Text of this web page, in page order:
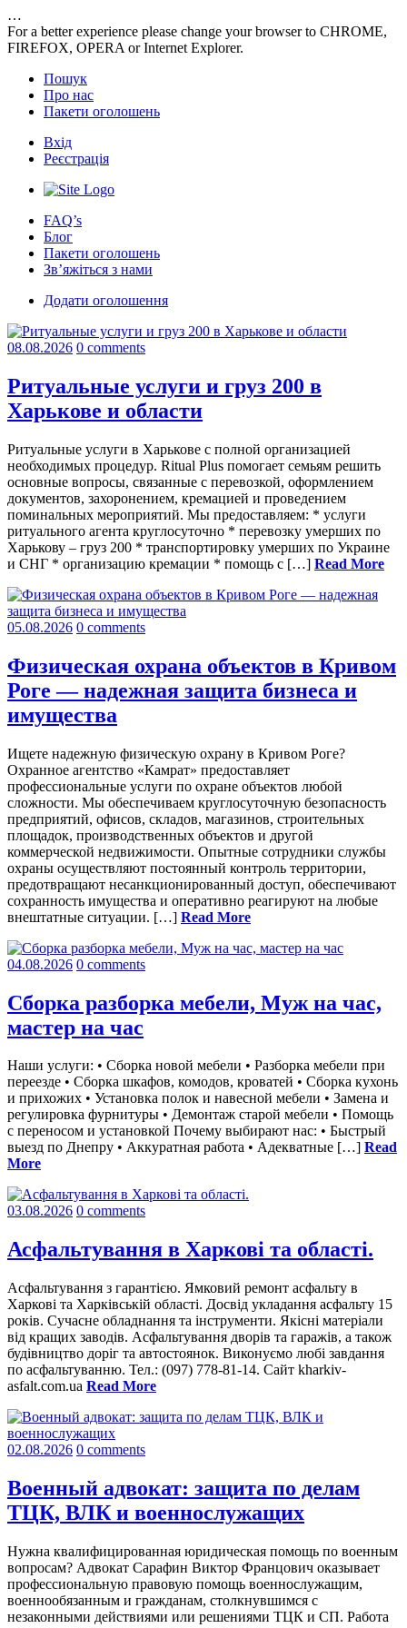
…
For a better experience please change your browser to CHROME,
FIREFOX, OPERA or Internet Explorer.
Пошук
Про нас
Пакети оголошень
Вхід
Реєстрація
FAQ’s
Блог
Пакети оголошень
Зв’яжіться з нами
Додати оголошення
08.08.2026 0 comments
Ритуальные услуги и груз 200 в
Харькове и области
Ритуальные услуги в Харькове с полной организацией
необходимых процедур. Ritual Plus помогает семьям решить
основные вопросы, связанные с перевозкой, оформлением
документов, захоронением, кремацией и проведением
поминальных мероприятий. Мы предоставляем: * услуги
ритуального агента круглосуточно * перевозку умерших по
Харькову – груз 200 * транспортировку умерших по Украине
и СНГ * организацию кремации * помощь с […] Read More
05.08.2026 0 comments
Физическая охрана объектов в Кривом
Роге — надежная защита бизнеса и
имущества
Ищете надежную физическую охрану в Кривом Роге?
Охранное агентство «Камрат» предоставляет
профессиональные услуги по охране объектов любой
сложности. Мы обеспечиваем круглосуточную безопасность
предприятий, офисов, складов, магазинов, строительных
площадок, производственных объектов и другой
коммерческой недвижимости. Опытные сотрудники службы
охраны осуществляют постоянный контроль территории,
предотвращают несанкционированный доступ, обеспечивают
сохранность имущества и оперативно реагируют на любые
внештатные ситуации. […] Read More
04.08.2026 0 comments
Сборка разборка мебели, Муж на час,
мастер на час
Наши услуги: • Сборка новой мебели • Разборка мебели при
переезде • Сборка шкафов, комодов, кроватей • Сборка кухонь
и прихожих • Установка полок и навесной мебели • Замена и
регулировка фурнитуры • Демонтаж старой мебели • Помощь
с переносом и установкой Почему выбирают нас: • Быстрый
выезд по Днепру • Аккуратная работа • Адекватные […] Read
More
03.08.2026 0 comments
Асфальтування в Харкові та області.
Асфальтування з гарантією. Ямковий ремонт асфальту в
Харкові та Харківській області. Досвід укладання асфальту 15
років. Сучасне обладнання та інструменти. Якісні матеріали
від кращих заводів. Асфальтування дворів та гаражів, а також
будівництво доріг та автостоянок. Виконуємо любі завдання
по асфальтуванню. Тел.: (097) 778-81-14. Сайт kharkiv-
asfalt.com.ua Read More
02.08.2026 0 comments
Военный адвокат: защита по делам
ТЦК, ВЛК и военнослужащих
Нужна квалифицированная юридическая помощь по военным
вопросам? Адвокат Сарафин Виктор Францович оказывает
профессиональную правовую помощь военнослужащим,
военнообязанным и гражданам, столкнувшимся с
незаконными действиями или решениями ТЦК и СП. Работа